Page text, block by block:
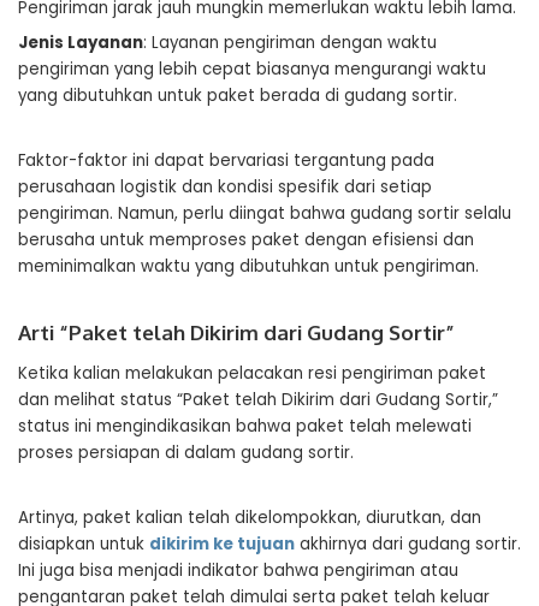
Pengiriman jarak jauh mungkin memerlukan waktu lebih lama.
Jenis Layanan: Layanan pengiriman dengan waktu
pengiriman yang lebih cepat biasanya mengurangi waktu
yang dibutuhkan untuk paket berada di gudang sortir.
Faktor-faktor ini dapat bervariasi tergantung pada
perusahaan logistik dan kondisi spesifik dari setiap
pengiriman. Namun, perlu diingat bahwa gudang sortir selalu
berusaha untuk memproses paket dengan efisiensi dan
meminimalkan waktu yang dibutuhkan untuk pengiriman.
Arti “Paket telah Dikirim dari Gudang Sortir”
Ketika kalian melakukan pelacakan resi pengiriman paket
dan melihat status “Paket telah Dikirim dari Gudang Sortir,”
status ini mengindikasikan bahwa paket telah melewati
proses persiapan di dalam gudang sortir.
Artinya, paket kalian telah dikelompokkan, diurutkan, dan
disiapkan untuk dikirim ke tujuan akhirnya dari gudang sortir.
Ini juga bisa menjadi indikator bahwa pengiriman atau
pengantaran paket telah dimulai serta paket telah keluar